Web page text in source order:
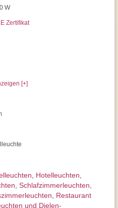
Hotelleuchten
Schlafzimmer­leuchten
Restaurant
und Dielen-
W
Zertifikat
[+]